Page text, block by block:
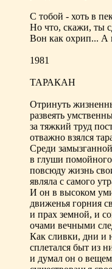
С тобой - хоть в
Но что, скажи, ты
Вон как охрип... А
1981
ТАРАКАН
Отринуть
развеять
за тяжкий труд
отважно взялся
Среди
в глуши
повсюду жизнь
являла с самого
И он в высоком
движенья горния
и прах земной, и
очами вечными
Как сливки, дни и
сплетался быт из
и думал он о